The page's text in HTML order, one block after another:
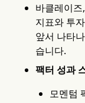
바클레이
지표와 투
앞서 나타
습니다.
팩터 성과
모멘텀